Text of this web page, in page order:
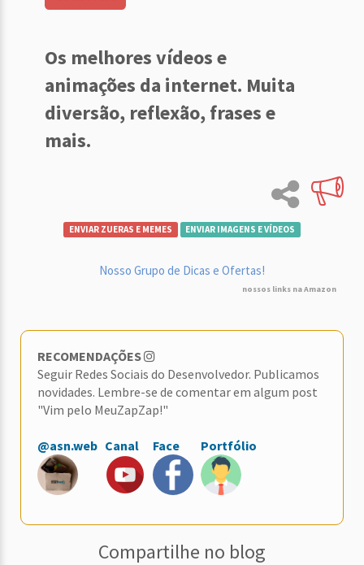
Os melhores vídeos e
animações da internet. Muita
diversão, reflexão, frases e
mais.
ENVIAR ZUERAS E MEMES ENVIAR IMAGENS E VÍDEOS
Nosso Grupo de Dicas e Ofertas!
nossos links na Amazon
RECOMENDAÇÕES
Seguir Redes Sociais do Desenvolvedor. Publicamos
novidades. Lembre-se de comentar em algum post
"Vim pelo MeuZapZap!"
@asn.web Canal Face Portfólio
Compartilhe no blog